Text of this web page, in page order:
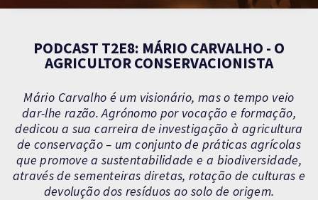
PODCAST T2E8: MÁRIO CARVALHO - O
AGRICULTOR CONSERVACIONISTA
Mário Carvalho é um visionário, mas o tempo veio
dar-lhe razão. Agrónomo por vocação e formação,
dedicou a sua carreira de investigação à agricultura
de conservação – um conjunto de práticas agrícolas
que promove a sustentabilidade e a biodiversidade,
através de sementeiras diretas, rotação de culturas e
devolução dos resíduos ao solo de origem.